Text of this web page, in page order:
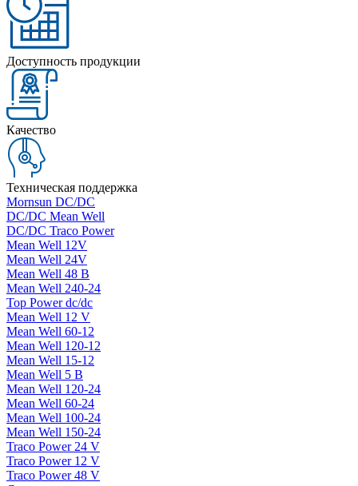
Доступность продукции
Качество
Техническая поддержка
Mornsun DC/DC
DC/DC Mean Well
DC/DC Traco Power
Mean Well 12V
Mean Well 24V
Mean Well 48 В
Mean Well 240-24
Top Power dc/dc
Mean Well 12 V
Mean Well 60-12
Mean Well 120-12
Mean Well 15-12
Mean Well 5 В
Mean Well 120-24
Mean Well 60-24
Mean Well 100-24
Mean Well 150-24
Traco Power 24 V
Traco Power 12 V
Traco Power 48 V